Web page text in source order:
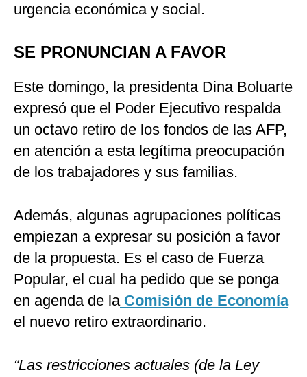
urgencia económica y social.
SE PRONUNCIAN A FAVOR
Este domingo, la presidenta Dina Boluarte
expresó que el Poder Ejecutivo respalda
un octavo retiro de los fondos de las AFP,
en atención a esta legítima preocupación
de los trabajadores y sus familias.
Además, algunas agrupaciones políticas
empiezan a expresar su posición a favor
de la propuesta. Es el caso de Fuerza
Popular, el cual ha pedido que se ponga
en agenda de laComisión de Economía
el nuevo retiro extraordinario.
“Las restricciones actuales (de la Ley